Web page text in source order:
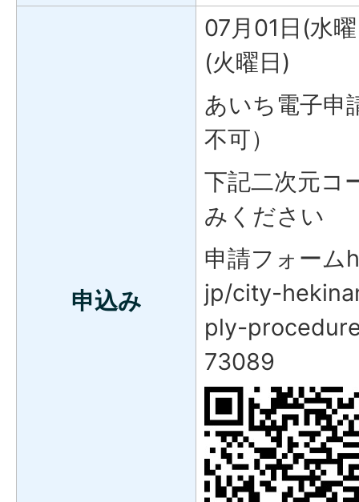
申込み
07月01日(水
(火曜日)
あいち電子申
不可）
下記二次元コ
みください
申請フォー
jp/city-
ply-
73089